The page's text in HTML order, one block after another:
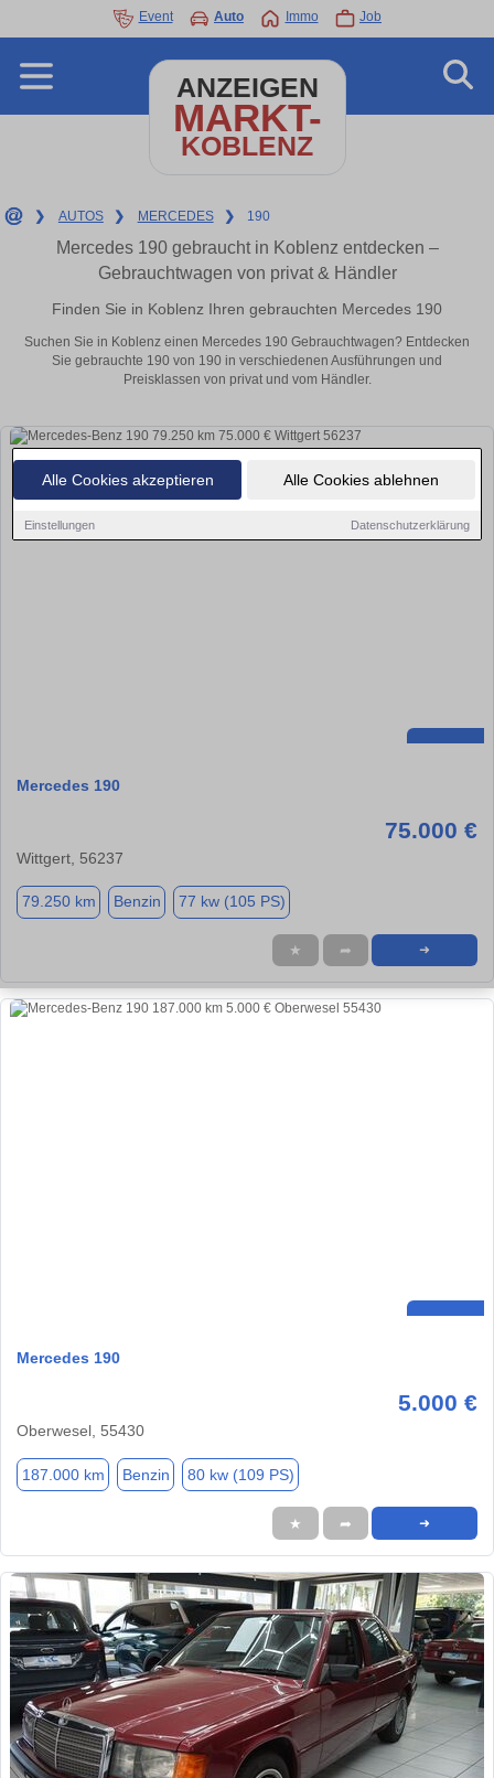
Alle Cookies akzeptieren Alle Cookies ablehnen
Einstellungen Datenschutzerklärung
Event Auto Immo Job
ANZEIGEN
MARKT-
KOBLENZ
❯ AUTOS ❯ MERCEDES ❯ 190
Mercedes 190 gebraucht in Koblenz entdecken –
Gebrauchtwagen von privat & Händler
Finden Sie in Koblenz Ihren gebrauchten Mercedes 190
Suchen Sie in Koblenz einen Mercedes 190 Gebrauchtwagen? Entdecken
Sie gebrauchte 190 von 190 in verschiedenen Ausführungen und
Preisklassen von privat und vom Händler.
Mercedes 190
75.000 €
Wittgert, 56237
79.250 km Benzin 77 kw (105 PS)
★ ➦ ➜
Mercedes 190
5.000 €
Oberwesel, 55430
187.000 km Benzin 80 kw (109 PS)
★ ➦ ➜